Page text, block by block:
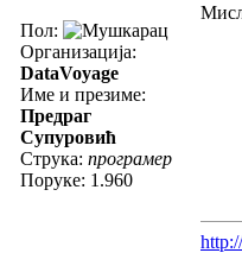
Пол:
Организација:
DataVoyage
Име и презиме:
Предраг
Супуровић
Струка: програмер
Поруке: 1.960